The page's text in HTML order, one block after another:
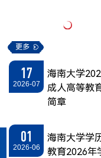
通告公告
更多
17
2026-07
海南大学
成人高等教
简章
01
2026-06
海南大学学
教育2026年